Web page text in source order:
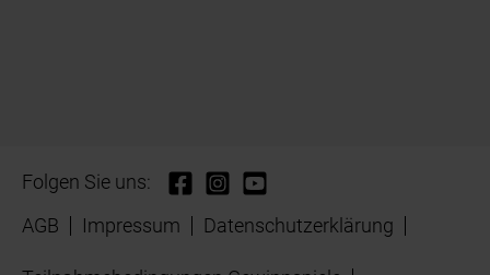
Folgen Sie uns:
AGB
Impressum Datenschutzerklärung